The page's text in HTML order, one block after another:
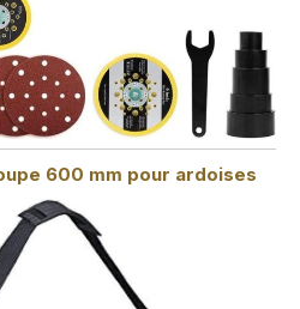
600 mm pour ardoises